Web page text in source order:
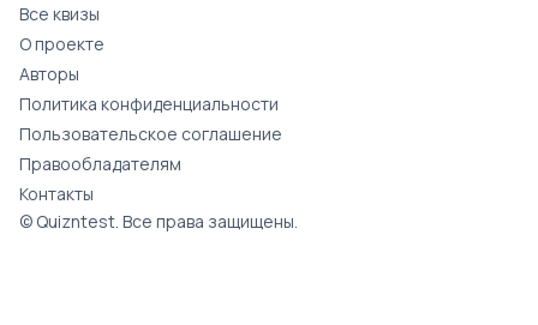
Все квизы
О проекте
Авторы
Политика конфиденциальности
Пользовательское соглашение
Правообладателям
Контакты
© Quizntest. Все права защищены.